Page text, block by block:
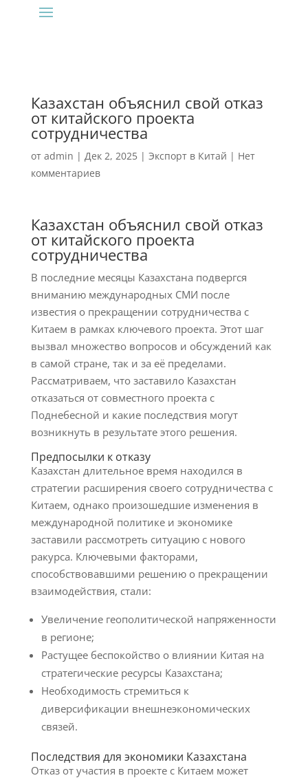
Казахстан объяснил свой отказ
от китайского проекта
сотрудничества
от admin | Дек 2, 2025| Экспорт в Китай | Нет
комментариев
Казахстан объяснил свой отказ
от китайского проекта
сотрудничества
В последние месяцы Казахстана подвергся
вниманию международных СМИ после
известия о прекращении сотрудничества с
Китаем в рамках ключевого проекта. Этот шаг
вызвал множество вопросов и обсуждений как
в самой стране, так и за её пределами.
Рассматриваем, что заставило Казахстан
отказаться от совместного проекта с
Поднебесной и какие последствия могут
возникнуть в результате этого решения.
Предпосылки к отказу
Казахстан длительное время находился в
стратегии расширения своего сотрудничества с
Китаем, однако произошедшие изменения в
международной политике и экономике
заставили рассмотреть ситуацию с нового
ракурса. Ключевыми факторами,
способствовавшими решению о прекращении
взаимодействия, стали:
Увеличение геополитической напряженности
в регионе;
Растущее беспокойство о влиянии Китая на
стратегические ресурсы Казахстана;
Необходимость стремиться к
диверсификации внешнеэкономических
связей.
Последствия для экономики Казахстана
Отказ от участия в проекте с Китаем может